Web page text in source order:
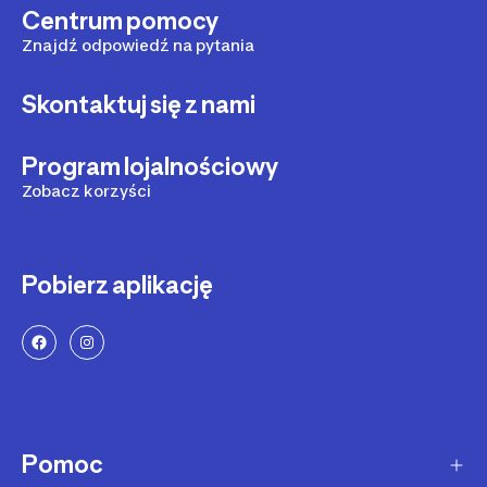
Centrum pomocy
Znajdź odpowiedź na pytania
Skontaktuj się z nami
Program lojalnościowy
Zobacz korzyści
Pobierz aplikację
Pomoc